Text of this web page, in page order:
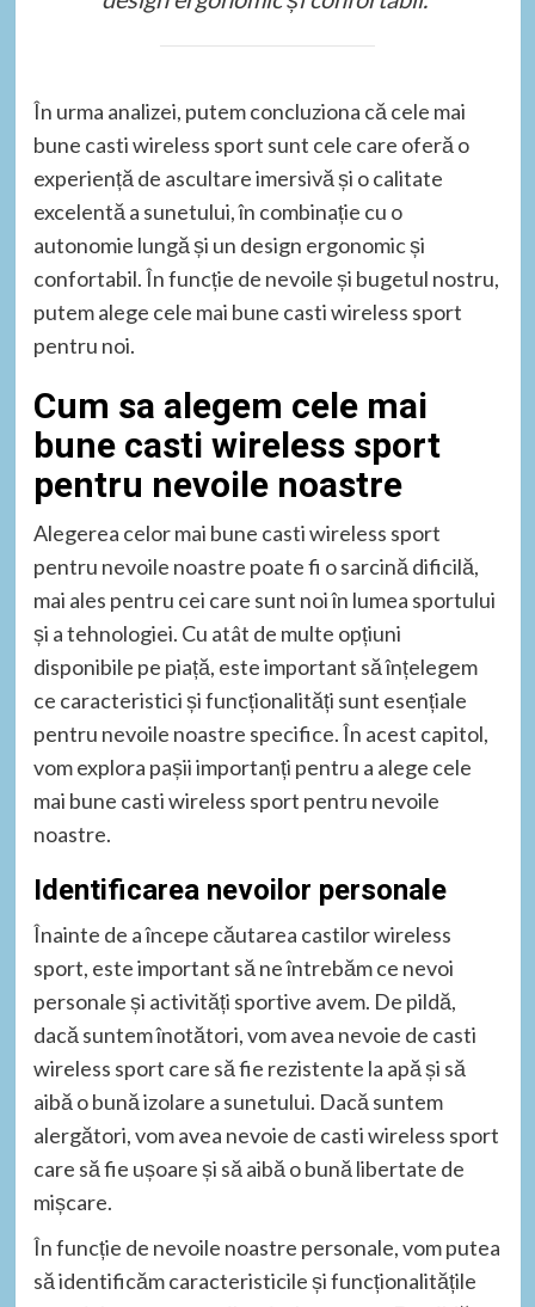
În urma analizei, putem concluziona că cele mai
bune casti wireless sport sunt cele care oferă o
experiență de ascultare imersivă și o calitate
excelentă a sunetului, în combinație cu o
autonomie lungă și un design ergonomic și
confortabil. În funcție de nevoile și bugetul nostru,
putem alege cele mai bune casti wireless sport
pentru noi.
Cum sa alegem cele mai
bune casti wireless sport
pentru nevoile noastre
Alegerea celor mai bune casti wireless sport
pentru nevoile noastre poate fi o sarcină dificilă,
mai ales pentru cei care sunt noi în lumea sportului
și a tehnologiei. Cu atât de multe opțiuni
disponibile pe piață, este important să înțelegem
ce caracteristici și funcționalități sunt esențiale
pentru nevoile noastre specifice. În acest capitol,
vom explora pașii importanți pentru a alege cele
mai bune casti wireless sport pentru nevoile
noastre.
Identificarea nevoilor personale
Înainte de a începe căutarea castilor wireless
sport, este important să ne întrebăm ce nevoi
personale și activități sportive avem. De pildă,
dacă suntem înotători, vom avea nevoie de casti
wireless sport care să fie rezistente la apă și să
aibă o bună izolare a sunetului. Dacă suntem
alergători, vom avea nevoie de casti wireless sport
care să fie ușoare și să aibă o bună libertate de
mișcare.
În funcție de nevoile noastre personale, vom putea
să identificăm caracteristicile și funcționalitățile